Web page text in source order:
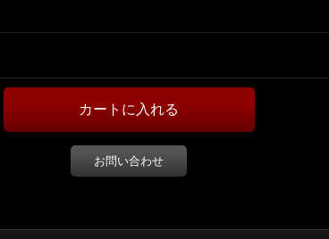
お問い合わせ